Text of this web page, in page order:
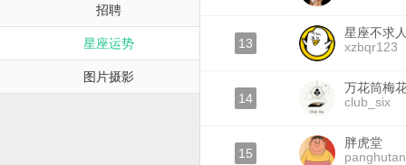
招聘
星座运势
图片摄影
13
星座不求
xzbqr123
14
万花筒梅
club_six
15
胖虎堂